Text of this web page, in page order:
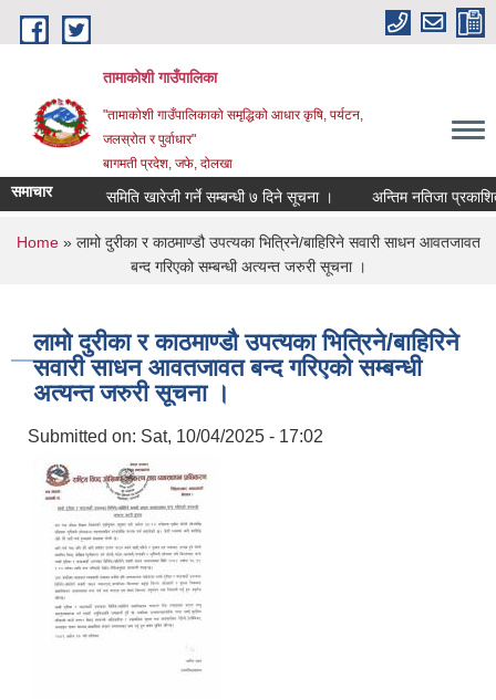
Skip to main content
तामाकोशी गाउँपालिका
"तामाकोशी गाउँपालिकाको समृद्धिको आधार कृषि, पर्यटन,
जलस्रोत र पुर्वाधार"
बागमती प्रदेश, जफे, दोलखा
समाचार समिति खारेजी गर्ने सम्बन्धी ७ दिने सूचना । अन्तिम नतिजा प्रकाशित
You are here
Home» लामो दुरीका र काठमाण्डौ उपत्यका भित्रिने/बाहिरिने सवारी साधन आवतजावत
बन्द गरिएको सम्बन्धी अत्यन्त जरुरी सूचना ।
लामो दुरीका र काठमाण्डौ उपत्यका भित्रिने/बाहिरिने
सवारी साधन आवतजावत बन्द गरिएको सम्बन्धी
अत्यन्त जरुरी सूचना ।
Submitted on: Sat, 10/04/2025 - 17:02